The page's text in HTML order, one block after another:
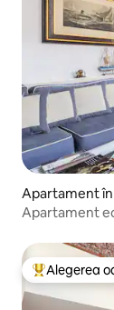
Apartament
Apartament
Locuință din
Alegerea